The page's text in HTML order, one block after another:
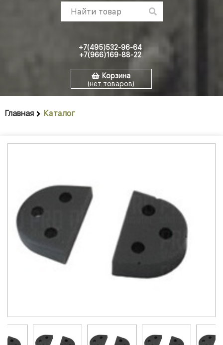
+7(495)532-96-64
+7(966)169-88-22
Корзина
(нет товаров)
Главная Каталог